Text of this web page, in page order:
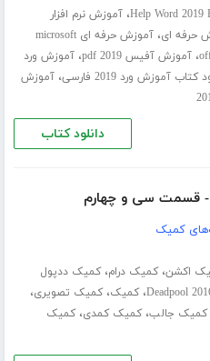
Help Word 2019،آموزش نرم افزار
حرفه ای،
آموزش حرفه ای microsoft
،آموزش آفیس 2019 pdf ،آموزش ورد
کتاب آموزش ورد 2019 فارسی ،آموزش
دانلود کتاب
کمیک
اکشن،کمیک درام،کمیک ددپول
،کمیک،کمیک تصویری،
کمیک جالب،کمیک کمدی،کمیک